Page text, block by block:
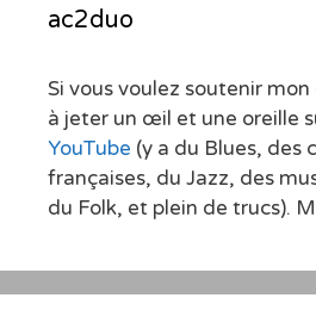
ac2duo
Si vous voulez soutenir mon
à jeter un œil et une oreille
YouTube (y a du Blues, des
françaises, du Jazz, des
du Folk, et plein de trucs).